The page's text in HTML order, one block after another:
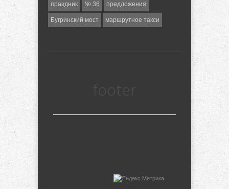
праздник № 36 предложения
Бугринский мост маршрутное такси
footer